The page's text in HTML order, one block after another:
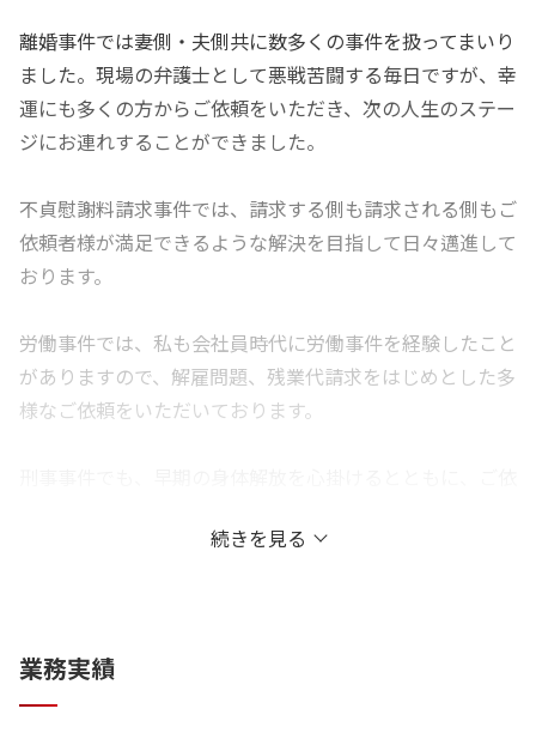
離婚事件では妻側・夫側共に数多くの事件を扱ってまいり
ました。現場の弁護士として悪戦苦闘する毎日ですが、幸
運にも多くの方からご依頼をいただき、次の人生のステー
ジにお連れすることができました。
不貞慰謝料請求事件では、請求する側も請求される側もご
依頼者様が満足できるような解決を目指して日々邁進して
おります。
労働事件では、私も会社員時代に労働事件を経験したこと
がありますので、解雇問題、残業代請求をはじめとした多
様なご依頼をいただいております。
に、後遺症の診断をお医者様からご判断いただけるよう
に、お医者様への意見提示を含めた幅広いサポートを行っ
続きを見る
業務実績